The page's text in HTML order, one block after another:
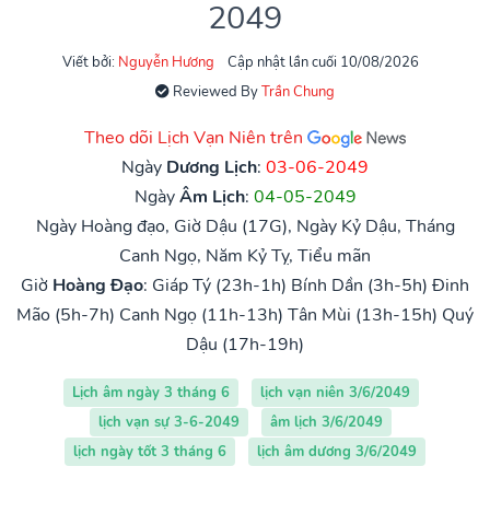
2049
Viết bởi: Nguyễn Hương
Cập nhật lần cuối 10/08/2026
Reviewed ByTrần Chung
Theo dõi Lịch Vạn Niên trên
Ngày Dương Lịch: 03-06-2049
NgàyÂm Lịch: 04-05-2049
Ngày Hoàng đạo, Giờ Dậu (17G), Ngày Kỷ Dậu, Tháng
Canh Ngọ, Năm Kỷ Tỵ, Tiểu mãn
Giờ Hoàng Đạo: Giáp Tý (23h-1h) Bính Dần (3h-5h) Đinh
Mão (5h-7h) Canh Ngọ (11h-13h) Tân Mùi (13h-15h) Quý
Dậu (17h-19h)
Lịch âm ngày 3 tháng 6
lịch vạn niên 3/6/2049
lịch vạn sự 3-6-2049
âm lịch 3/6/2049
lịch ngày tốt 3 tháng 6
lịch âm dương 3/6/2049